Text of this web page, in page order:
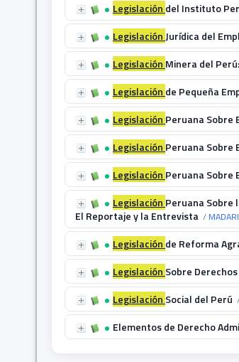
Legislación del Instituto
Legislación Jurídica del
Legislación Minera del
Legislación de Pequeña
Legislación Peruana Sobre
Legislación Peruana Sobre
Legislación Peruana Sobre
Legislación Peruana Sobre
El Reportaje y la Entrevista /
Legislación de Reforma
Legislación Sobre
Legislación Social del Perú
Elementos de Derecho